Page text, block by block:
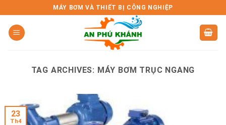
to
content
MÁY BƠM VÀ THIẾT BỊ CÔNG NGHIỆP
TAG ARCHIVES: MÁY BƠM TRỤC NGANG
23
Th4